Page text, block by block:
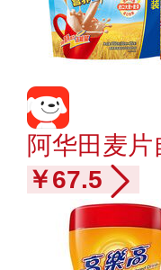
阿华田麦
￥67.5